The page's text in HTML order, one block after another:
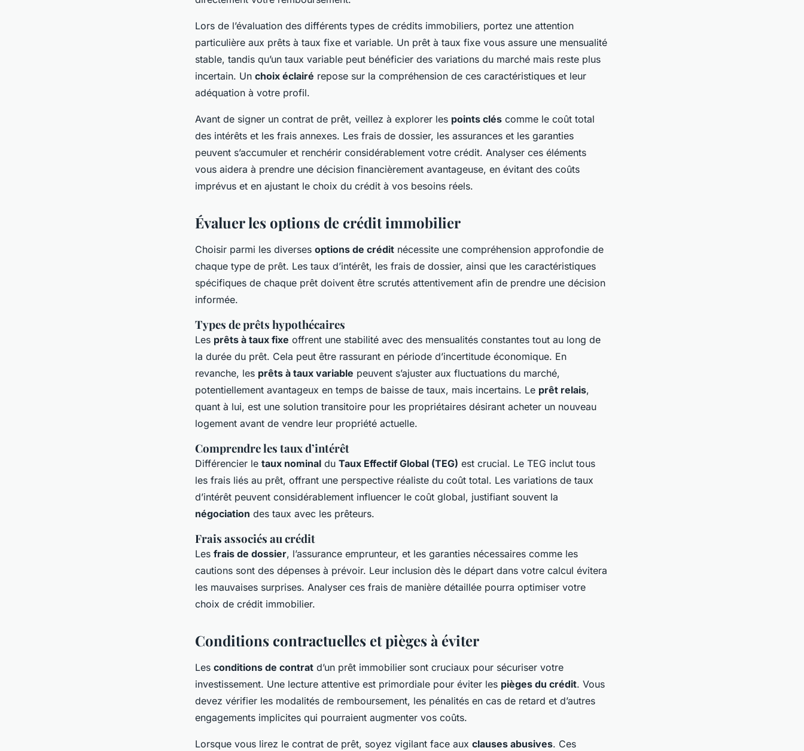
Lors de l’évaluation des différents types de crédits immobiliers, portez une attention
particulière aux prêts à taux fixe et variable. Un prêt à taux fixe vous assure une mensualité
stable, tandis qu’un taux variable peut bénéficier des variations du marché mais reste plus
incertain. Un choix éclairé repose sur la compréhension de ces caractéristiques et leur
adéquation à votre profil.
Avant de signer un contrat de prêt, veillez à explorer les points clés comme le coût total
des intérêts et les frais annexes. Les frais de dossier, les assurances et les garanties
peuvent s’accumuler et renchérir considérablement votre crédit. Analyser ces éléments
vous aidera à prendre une décision financièrement avantageuse, en évitant des coûts
imprévus et en ajustant le choix du crédit à vos besoins réels.
Évaluer les options de crédit immobilier
Choisir parmi les diverses options de crédit nécessite une compréhension approfondie de
chaque type de prêt. Les taux d’intérêt, les frais de dossier, ainsi que les caractéristiques
spécifiques de chaque prêt doivent être scrutés attentivement afin de prendre une décision
informée.
Types de prêts hypothécaires
Les prêts à taux fixe offrent une stabilité avec des mensualités constantes tout au long de
la durée du prêt. Cela peut être rassurant en période d’incertitude économique. En
revanche, les prêts à taux variable peuvent s’ajuster aux fluctuations du marché,
potentiellement avantageux en temps de baisse de taux, mais incertains. Le prêt relais,
quant à lui, est une solution transitoire pour les propriétaires désirant acheter un nouveau
logement avant de vendre leur propriété actuelle.
Comprendre les taux d’intérêt
Différencier le taux nominal du Taux Effectif Global (TEG) est crucial. Le TEG inclut tous
les frais liés au prêt, offrant une perspective réaliste du coût total. Les variations de taux
d’intérêt peuvent considérablement influencer le coût global, justifiant souvent la
négociation des taux avec les prêteurs.
Frais associés au crédit
Les frais de dossier, l’assurance emprunteur, et les garanties nécessaires comme les
cautions sont des dépenses à prévoir. Leur inclusion dès le départ dans votre calcul évitera
les mauvaises surprises. Analyser ces frais de manière détaillée pourra optimiser votre
choix de crédit immobilier.
Conditions contractuelles et pièges à éviter
Les conditions de contrat d’un prêt immobilier sont cruciaux pour sécuriser votre
investissement. Une lecture attentive est primordiale pour éviter les pièges du crédit. Vous
devez vérifier les modalités de remboursement, les pénalités en cas de retard et d’autres
engagements implicites qui pourraient augmenter vos coûts.
Lorsque vous lirez le contrat de prêt, soyez vigilant face aux clauses abusives. Ces